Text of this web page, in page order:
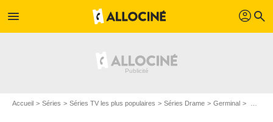
menu profil search
Accueil Séries Séries TV les plus populaires Séries Drame Germinal